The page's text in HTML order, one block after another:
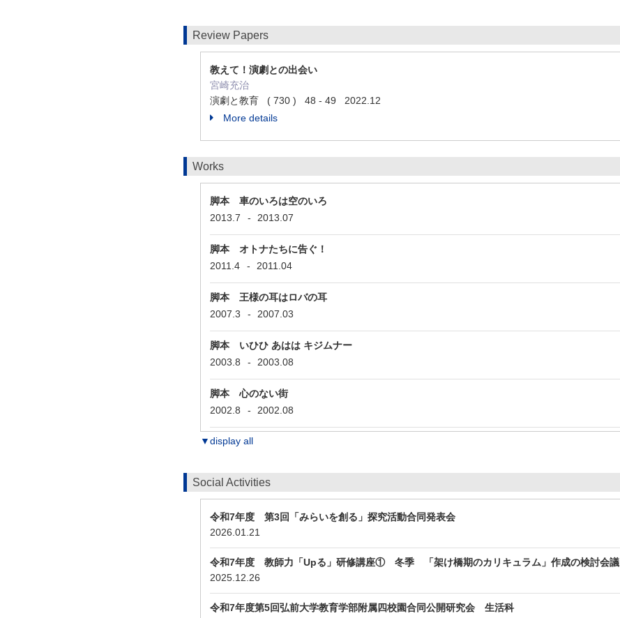
Review Papers
教えて！演劇との出会い
宮崎充治
演劇と教育 ( 730 ) 48 - 49 2022.12
More details
Works
脚本 車のいろは空のいろ
2013.7
- 2013.07
脚本 オトナたちに告ぐ！
2011.4
- 2011.04
脚本 王様の耳はロバの耳
2007.3
- 2007.03
脚本 いひひ あはは キジムナー
2003.8
- 2003.08
脚本 心のない街
2002.8
- 2002.08
▼display all
Social Activities
令和7年度 第3回「みらいを創る」探究活動合同発表会
2026.01.21
令和7年度 教師力「Upる」研修講座① 冬季 「架け橋期のカリキュラム」作成の検討会議
2025.12.26
令和7年度第5回弘前大学教育学部附属四校園合同公開研究会 生活科